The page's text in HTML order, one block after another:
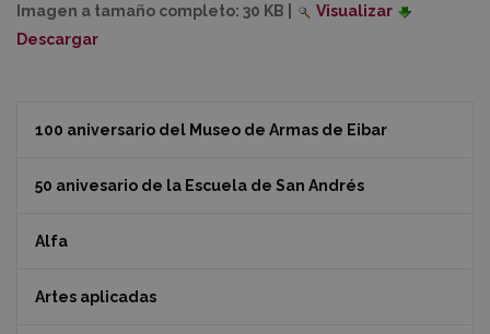
Imagen a tamaño completo: 30 KB
Visualizar
Descargar
100 aniversario del Museo de Armas de Eibar
50 anivesario de la Escuela de San Andrés
Alfa
Artes aplicadas